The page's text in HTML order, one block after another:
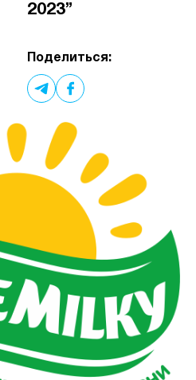
2023”
Поделиться: